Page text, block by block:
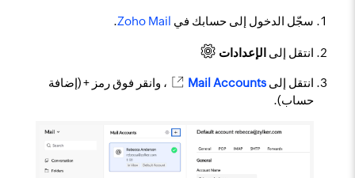
سجّل الدخول إلى حسابك في Zoho Mail
.
انتقل إلى الإعدادات
انتقل إلىMail Accounts
، وانقر فوق رمز + (إضافة
حساب).